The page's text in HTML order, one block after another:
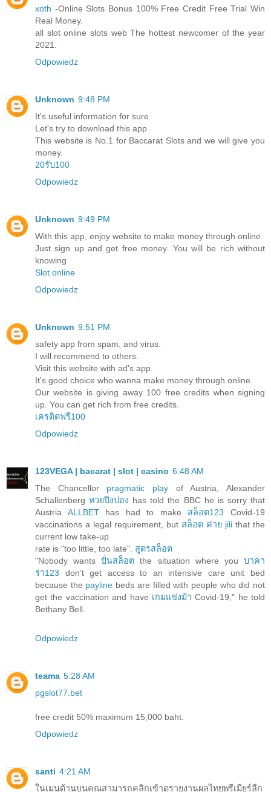
xoth -Online Slots Bonus 100% Free Credit Free Trial Win
Real Money.
all slot online slots web The hottest newcomer of the year
2021.
Odpowiedz
Unknown 9:48 PM
It's useful information for sure.
Let's try to download this app
This website is No.1 for Baccarat Slots and we will give you
money.
20รับ100
Odpowiedz
Unknown 9:49 PM
With this app, enjoy website to make money through online.
Just sign up and get free money. You will be rich without
knowing
Slot online
Odpowiedz
Unknown 9:51 PM
safety app from spam, and virus.
I will recommend to others.
Visit this website with ad's app.
It's good choice who wanna make money through online.
Our website is giving away 100 free credits when signing
up. You can get rich from free credits.
เครดิตฟรี100
Odpowiedz
123VEGA | bacarat | slot | casino 6:48 AM
The Chancellor pragmatic play of Austria, Alexander
Schallenbergหวยปิงปอง has told the BBC he is sorry that
Austria ALLBEThas had to make สล็อต123 Covid-19
vaccinations a legal requirement, but สล็อต ค่าย jili that the
current low take-up
rate is "too little, too late". สูตรสล็อต
"Nobody wantsปั่นสล็อต the situation where youบาคา
ร่า123 don’t get access to an intensive care unit bed
because the payline beds are filled with people who did not
get the vaccination and have เกมแข่งม้า Covid-19," he told
Bethany Bell.
Odpowiedz
teama 5:28 AM
pgslot77.bet
free credit 50% maximum 15,000 baht.
Odpowiedz
santi 4:21 AM
ในเมนูด้านบนคุณสามารถคลิกเข้าดูรายงานผลไทยพรีเมียร์ลีก